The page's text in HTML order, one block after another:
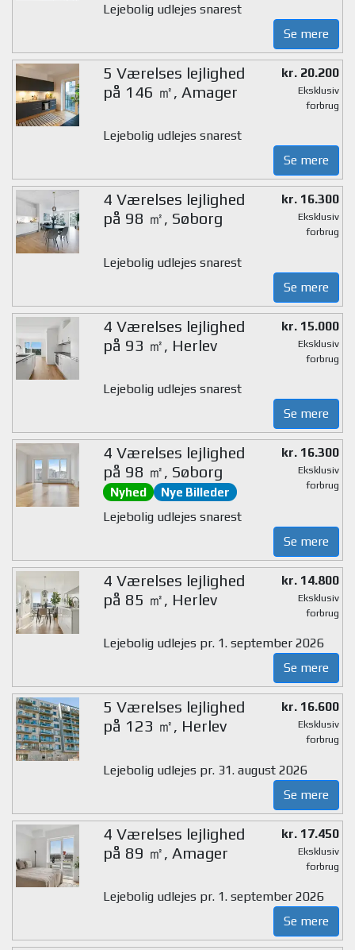
Lejebolig udlejes snarest
Se mere
5 Værelses lejlighed
på 146 ㎡, Amager
kr. 20.200
Eksklusiv
forbrug
Lejebolig udlejes snarest
Se mere
4 Værelses lejlighed
på 98 ㎡, Søborg
kr. 16.300
Eksklusiv
forbrug
Lejebolig udlejes snarest
Se mere
4 Værelses lejlighed
på 93 ㎡, Herlev
kr. 15.000
Eksklusiv
forbrug
Lejebolig udlejes snarest
Se mere
4 Værelses lejlighed
på 98 ㎡, Søborg
Nyhed Nye Billeder
kr. 16.300
Eksklusiv
forbrug
Lejebolig udlejes snarest
Se mere
4 Værelses lejlighed
på 85 ㎡, Herlev
kr. 14.800
Eksklusiv
forbrug
Lejebolig udlejes pr. 1. september 2026
Se mere
5 Værelses lejlighed
på 123 ㎡, Herlev
kr. 16.600
Eksklusiv
forbrug
Lejebolig udlejes pr. 31. august 2026
Se mere
4 Værelses lejlighed
på 89 ㎡, Amager
kr. 17.450
Eksklusiv
forbrug
Lejebolig udlejes pr. 1. september 2026
Se mere